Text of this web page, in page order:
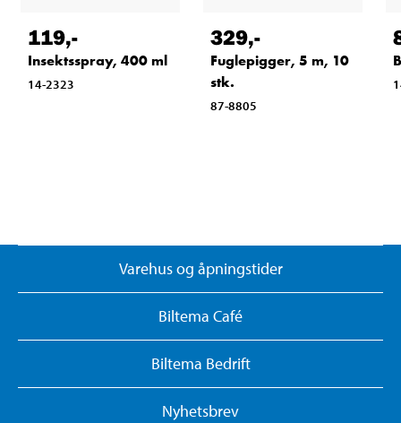
119,-
Insektsspray, 400 ml
14-2323
329,-
Fuglepigger, 5 m, 10
stk.
87-8805
Varehus og åpningstider
Biltema Café
Biltema Bedrift
Nyhetsbrev